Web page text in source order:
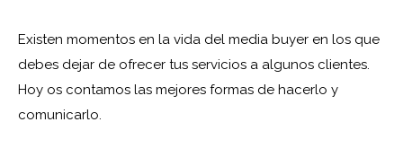
Existen momentos en la vida del media buyer en los que
debes dejar de ofrecer tus servicios a algunos clientes.
Hoy os contamos las mejores formas de hacerlo y
comunicarlo.